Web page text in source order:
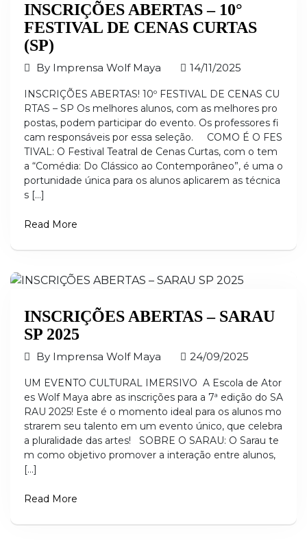
INSCRIÇÕES ABERTAS – 10°
FESTIVAL DE CENAS CURTAS
(SP)
By Imprensa Wolf Maya 14/11/2025
INSCRIÇÕES ABERTAS! 10º FESTIVAL DE CENAS CU
RTAS – SP Os melhores alunos, com as melhores pro
postas, podem participar do evento. Os professores fi
cam responsáveis por essa seleção. COMO É O FES
TIVAL: O Festival Teatral de Cenas Curtas, com o tem
a “Comédia: Do Clássico ao Contemporâneo”, é uma o
portunidade única para os alunos aplicarem as técnica
s […]
Read More
INSCRIÇÕES ABERTAS – SARAU
SP 2025
By Imprensa Wolf Maya 24/09/2025
UM EVENTO CULTURAL IMERSIVO A Escola de Ator
es Wolf Maya abre as inscrições para a 7ª edição do SA
RAU 2025! Este é o momento ideal para os alunos mo
strarem seu talento em um evento único, que celebra
a pluralidade das artes! SOBRE O SARAU: O Sarau te
m como objetivo promover a interação entre alunos,
[…]
Read More